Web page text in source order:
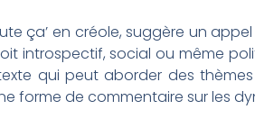
ça’ en créole, suggère un
introspectif, social ou même
qui peut aborder des
forme de commentaire sur les